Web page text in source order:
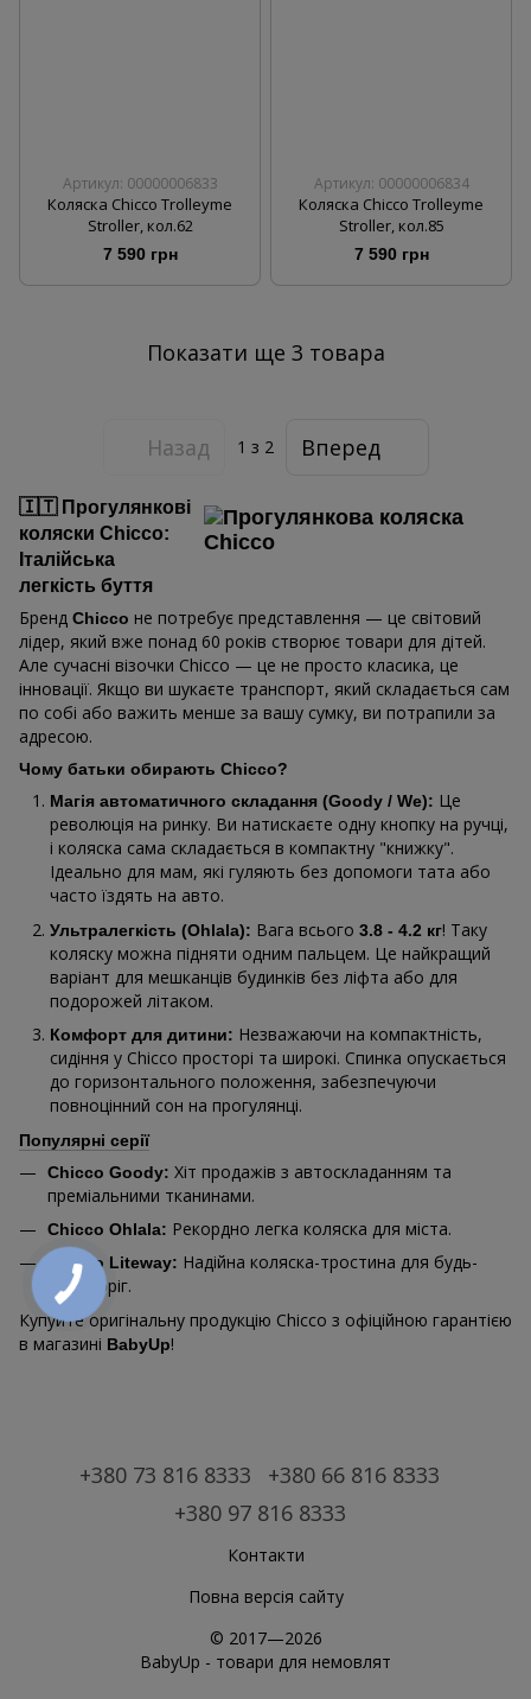
Артикул: 00000006833
Коляска Chicco Trolleyme
Stroller, кол.62
7 590 грн
Артикул: 00000006834
Коляска Chicco Trolleyme
Stroller, кол.85
7 590 грн
Показати ще 3 товара
Назад 1 з 2 Вперед
🇮🇹 Прогулянкові
коляски Chicco:
Італійська
легкість буття
Бренд Chicco не потребує представлення — це світовий
лідер, який вже понад 60 років створює товари для дітей.
Але сучасні візочки Chicco — це не просто класика, це
інновації. Якщо ви шукаєте транспорт, який складається сам
по собі або важить менше за вашу сумку, ви потрапили за
адресою.
Чому батьки обирають Chicco?
Магія автоматичного складання (Goody / We): Це
революція на ринку. Ви натискаєте одну кнопку на ручці,
і коляска сама складається в компактну "книжку".
Ідеально для мам, які гуляють без допомоги тата або
часто їздять на авто.
Ультралегкість (Ohlala): Вага всього 3.8 - 4.2 кг! Таку
коляску можна підняти одним пальцем. Це найкращий
варіант для мешканців будинків без ліфта або для
подорожей літаком.
Комфорт для дитини: Незважаючи на компактність,
сидіння у Chicco просторі та широкі. Спинка опускається
до горизонтального положення, забезпечуючи
повноцінний сон на прогулянці.
Популярні серії
Chicco Goody: Хіт продажів з автоскладанням та
преміальними тканинами.
Chicco Ohlala: Рекордно легка коляска для міста.
Chicco Liteway: Надійна коляска-тростина для будь-
яких доріг.
Купуйте оригінальну продукцію Chicco з офіційною гарантією
в магазині BabyUp!
+380 73 816 8333
+380 66 816 8333
+380 97 816 8333
Контакти
Повна версія сайту
© 2017—2026
BabyUp - товари для немовлят